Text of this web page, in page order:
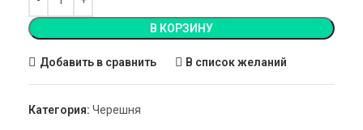
В КОРЗИНУ
Добавить в сравнить В список желаний
Категория: Черешня